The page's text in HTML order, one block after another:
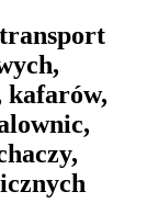
kafarów,